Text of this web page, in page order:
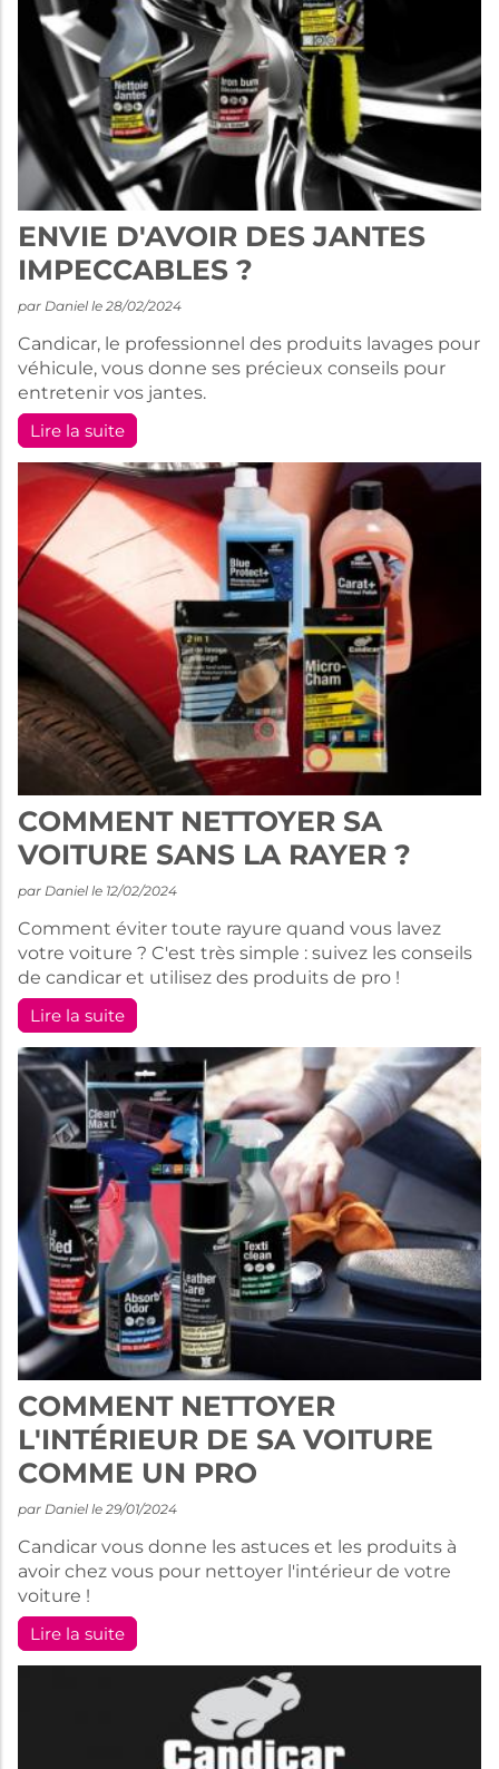
ENVIE D'AVOIR DES JANTES
IMPECCABLES ?
par Daniel le 28/02/2024
Candicar, le professionnel des produits lavages pour
véhicule, vous donne ses précieux conseils pour
entretenir vos jantes.
Lire la suite
COMMENT NETTOYER SA
VOITURE SANS LA RAYER ?
par Daniel le 12/02/2024
Comment éviter toute rayure quand vous lavez
votre voiture ? C'est très simple : suivez les conseils
de candicar et utilisez des produits de pro !
Lire la suite
COMMENT NETTOYER
L'INTÉRIEUR DE SA VOITURE
COMME UN PRO
par Daniel le 29/01/2024
Candicar vous donne les astuces et les produits à
avoir chez vous pour nettoyer l'intérieur de votre
voiture !
Lire la suite